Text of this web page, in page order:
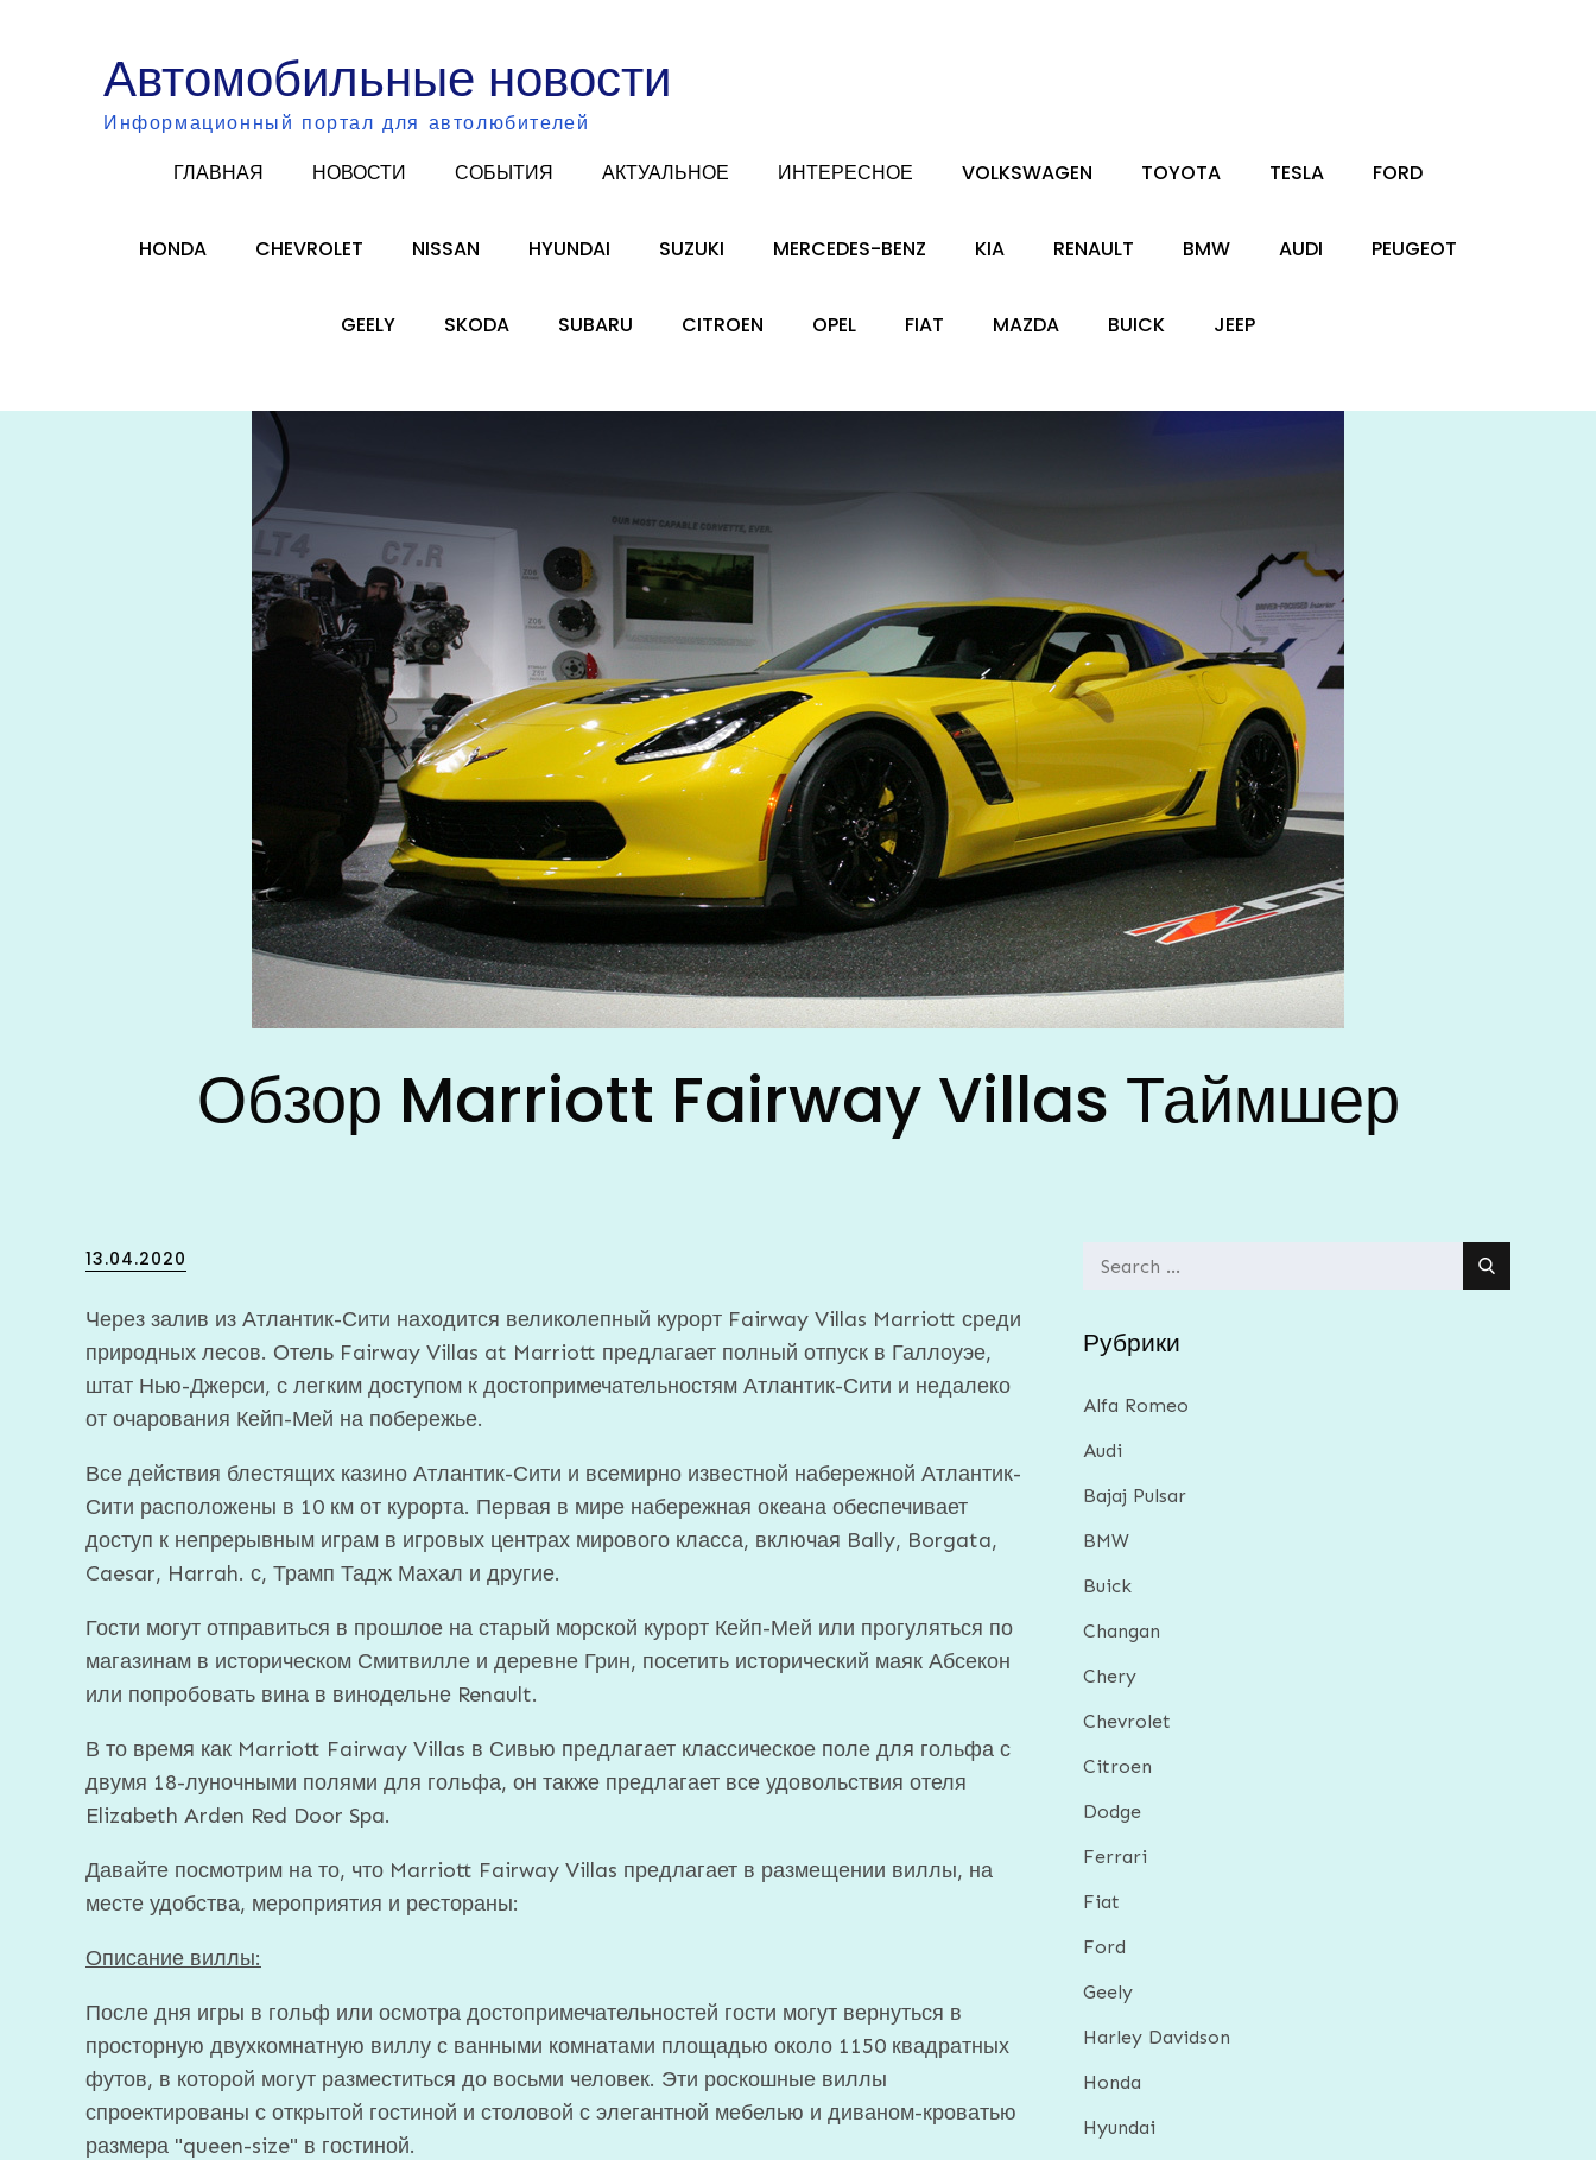
Автомобильные новости
Информационный портал для автолюбителей
ГЛАВНАЯ НОВОСТИ СОБЫТИЯ АКТУАЛЬНОЕ ИНТЕРЕСНОЕ VOLKSWAGEN TOYOTA TESLA FORD
HONDA CHEVROLET NISSAN HYUNDAI SUZUKI MERCEDES-BENZ KIA RENAULT BMW AUDI PEUGEOT
GEELY SKODA SUBARU CITROEN OPEL FIAT MAZDA BUICK JEEP
Обзор Marriott Fairway Villas Таймшер
Posted
13.04.2020
Через залив из Атлантик-Сити находится великолепный курорт Fairway Villas Marriott среди
природных лесов. Отель Fairway Villas at Marriott предлагает полный отпуск в Галлоуэе,
штат Нью-Джерси, с легким доступом к достопримечательностям Атлантик-Сити и недалеко
от очарования Кейп-Мей на побережье.
Все действия блестящих казино Атлантик-Сити и всемирно известной набережной Атлантик-
Сити расположены в 10 км от курорта. Первая в мире набережная океана обеспечивает
доступ к непрерывным играм в игровых центрах мирового класса, включая Bally, Borgata,
Caesar, Harrah. с, Трамп Тадж Махал и другие.
Гости могут отправиться в прошлое на старый морской курорт Кейп-Мей или прогуляться по
магазинам в историческом Смитвилле и деревне Грин, посетить исторический маяк Абсекон
или попробовать вина в винодельне Renault.
В то время как Marriott Fairway Villas в Сивью предлагает классическое поле для гольфа с
двумя 18-луночными полями для гольфа, он также предлагает все удовольствия отеля
Elizabeth Arden Red Door Spa.
Давайте посмотрим на то, что Marriott Fairway Villas предлагает в размещении виллы, на
месте удобства, мероприятия и рестораны:
Описание виллы:
После дня игры в гольф или осмотра достопримечательностей гости могут вернуться в
просторную двухкомнатную виллу с ванными комнатами площадью около 1150 квадратных
футов, в которой могут разместиться до восьми человек. Эти роскошные виллы
спроектированы с открытой гостиной и столовой с элегантной мебелью и диваном-кроватью
размера "queen-size" в гостиной.
Search
Рубрики
Alfa Romeo
Audi
Bajaj Pulsar
BMW
Buick
Changan
Chery
Chevrolet
Citroen
Dodge
Ferrari
Fiat
Ford
Geely
Harley Davidson
Honda
Hyundai